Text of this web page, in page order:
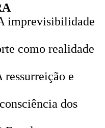
imprevisibilidade
como realidade
e
dos